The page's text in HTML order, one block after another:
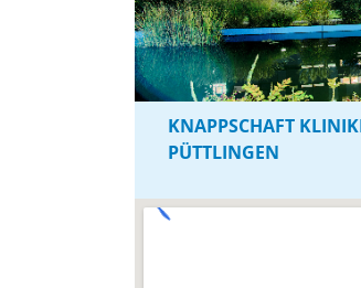
KNAPPSCHAFT
PÜTTLINGEN